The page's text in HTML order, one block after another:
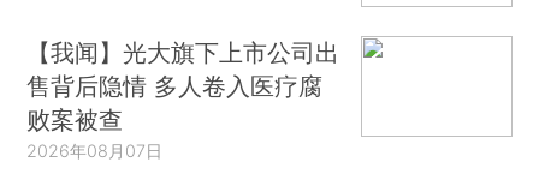
【我闻】光大旗下上市公司出
售背后隐情 多人卷入医疗腐
败案被查
2026年08月07日